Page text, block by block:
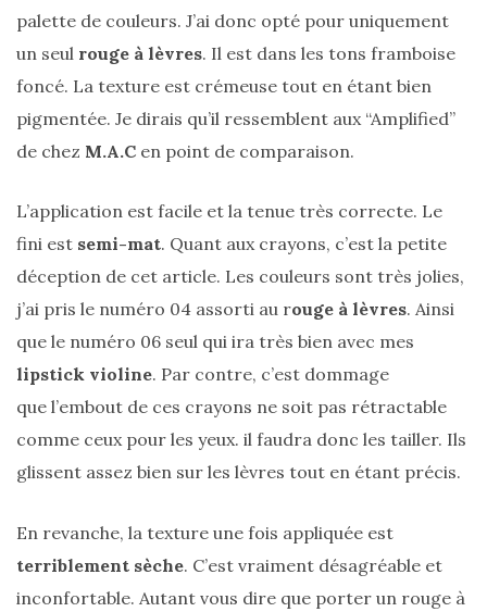
mode
(25)
Découvertes
mode
(5)
Derniers
achats
(45)
Lookbook
Luxe
palette de couleurs. J’ai donc opté pour uniquement
un seul rouge à lèvres. Il est dans les tons framboise
foncé. La texture est crémeuse tout en étant bien
pigmentée. Je dirais qu’il ressemblent aux “Amplified”
de chez M.A.C en point de comparaison.
L’application est facile et la tenue très correcte. Le
fini est semi-mat. Quant aux crayons, c’est la petite
déception de cet article. Les couleurs sont très jolies,
j’ai pris le numéro 04 assorti au rouge à lèvres. Ainsi
que le numéro 06 seul qui ira très bien avec mes
lipstick violine. Par contre, c’est dommage
que l’embout de ces crayons ne soit pas rétractable
comme ceux pour les yeux. il faudra donc les tailler. Ils
glissent assez bien sur les lèvres tout en étant précis.
En revanche, la texture une fois appliquée est
terriblement sèche. C’est vraiment désagréable et
inconfortable. Autant vous dire que porter un rouge à